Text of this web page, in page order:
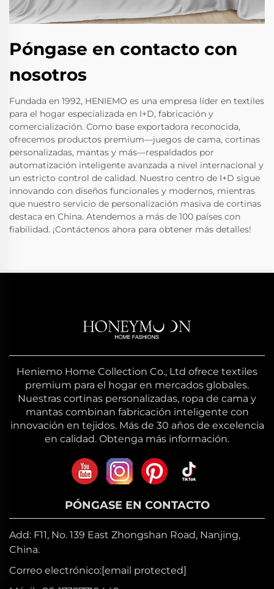
Póngase en contacto con
nosotros
Fundada en 1992, HENIEMO es una empresa líder en textiles
para el hogar especializada en I+D, fabricación y
comercialización. Como base exportadora reconocida,
ofrecemos productos premium—juegos de cama, cortinas
personalizadas, mantas y más—respaldados por
automatización inteligente avanzada a nivel internacional y
un estricto control de calidad. Nuestro centro de I+D sigue
innovando con diseños funcionales y modernos, mientras
que nuestro servicio de personalización masiva de cortinas
destaca en China. Atendemos a más de 100 países con
fiabilidad. ¡Contáctenos ahora para obtener más detalles!
Heniemo Home Collection Co., Ltd ofrece textiles
premium para el hogar en mercados globales.
Nuestras cortinas personalizadas, ropa de cama y
mantas combinan fabricación inteligente con
innovación en tejidos. Más de 30 años de excelencia
en calidad. Obtenga más información.
PÓNGASE EN CONTACTO
Add: F11, No. 139 East Zhongshan Road, Nanjing,
China.
Correo electrónico:[email protected]